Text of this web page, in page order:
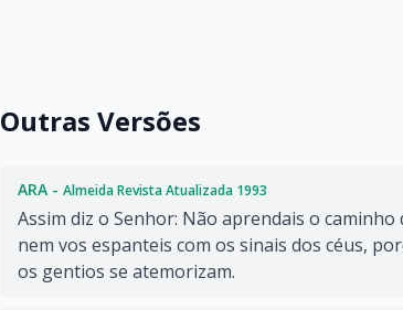
Outras Versões
ARA - Almeida Revista Atualizada 1993
Assim diz o Senhor: Não aprendais o caminho
nem vos espanteis com os sinais dos céus,
os gentios se atemorizam.